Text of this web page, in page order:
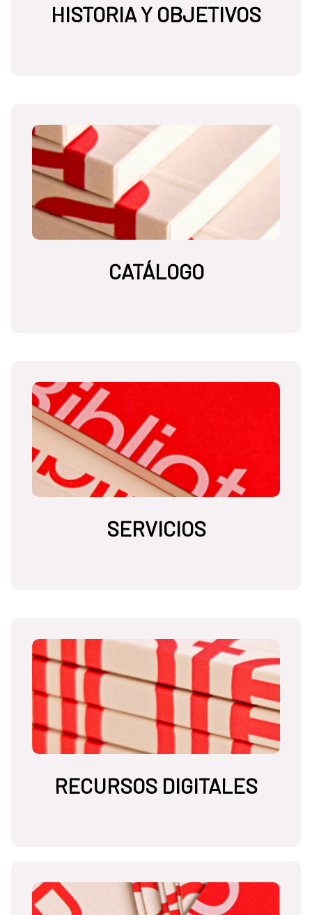
HISTORIA Y OBJETIVOS
CATÁLOGO
SERVICIOS
RECURSOS DIGITALES